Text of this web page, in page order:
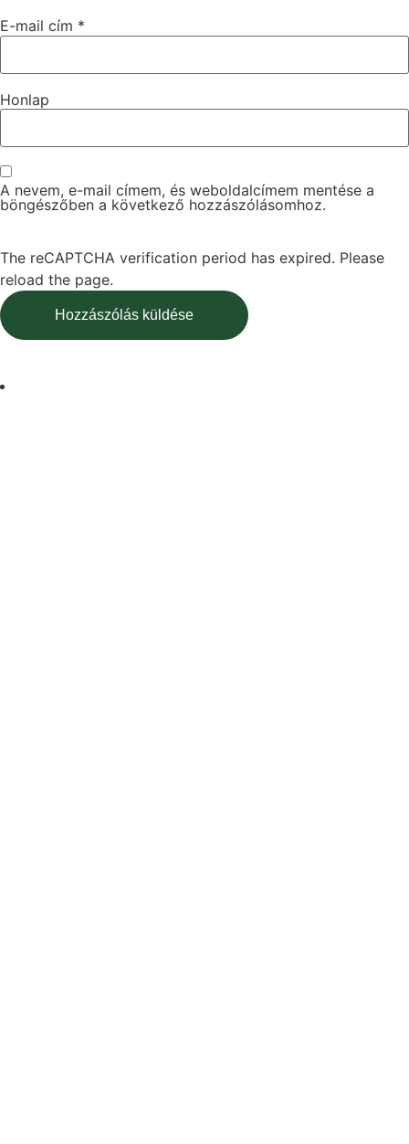
E-mail cím *
Honlap
A nevem, e-mail címem, és weboldalcímem mentése a
böngészőben a következő hozzászólásomhoz.
The reCAPTCHA verification period has expired. Please
reload the page.